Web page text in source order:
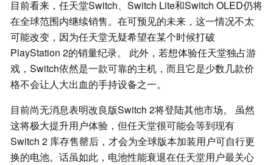
目前看来，任天堂Switch、Switch Lite和Switch OLED仍将
在全球范围内继续销售。在可预见的未来，这一情况不太
可能改变，因为任天堂无疑希望在某个时候打破
PlayStation 2的销量纪录。 此外，若想体验任天堂独占游
戏，Switch依然是一款可靠的主机，而且它是少数几款价
格不会让人大出血的手持设备之一。
目前尚无消息表明改良版Switch 2将登陆其他市场。 虽然
这将极大提升用户体验，但任天堂很可能会等到现有
Switch 2 库存售罄后，才会为全球版本加装用户可自行更
换的电池。话虽如此，电池性能衰退在任天堂用户最关心